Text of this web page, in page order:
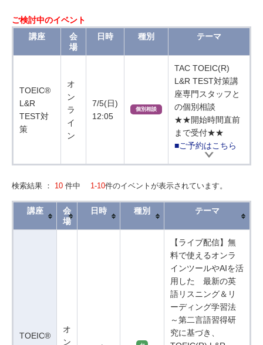
ご検討中のイベント
講座
会
場
日時 種別 テーマ
TOEIC®
L&R
TEST対
策
オ
ン
ラ
イ
ン
7/5(日)
12:05
個別相談
TAC TOEIC(R)
L&R TEST対策講
座専門スタッフと
の個別相談
★★開始時間直前
まで受付★★
■ご予約はこちら
検索結果 ： 10 件中 1-10件のイベントが表示されています。
講座
会
場
日時 種別 テーマ
TOEIC®
オ
ン
【ライブ配信】無
料で使えるオンラ
インツールやAIを活
用した 最新の英
語リスニング＆リ
ーディング学習法
～第二言語習得研
究に基づき、